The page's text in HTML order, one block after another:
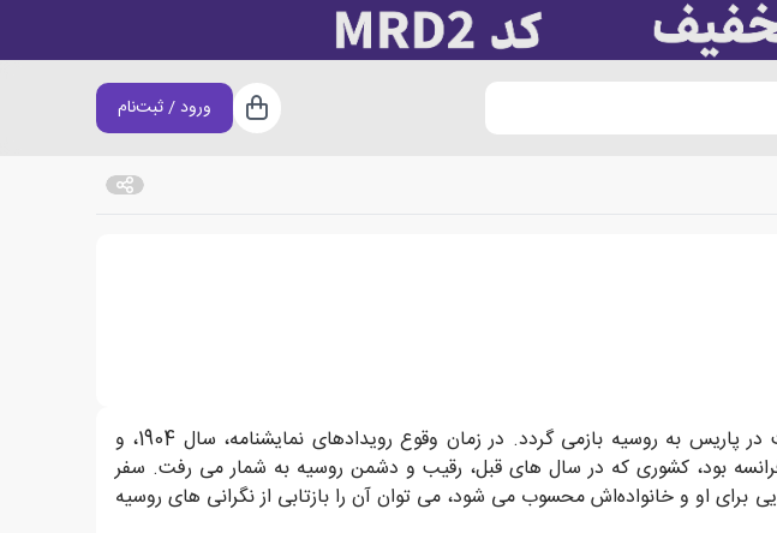
سبد خرید
ورود / ثبت‌نام
» پس از پنج سال اقامت در پاریس به روسیه بازمی گردد. در زمان وقوع رویدادهای نمایشنامه، سال 1904، و
بود، کشوری که در سال های قبل، رقیب و دشمن روسیه به شمار می رفت. سفر
برای او و خانواده‌اش محسوب می شود، می توان آن را بازتابی از نگرانی های روسیه